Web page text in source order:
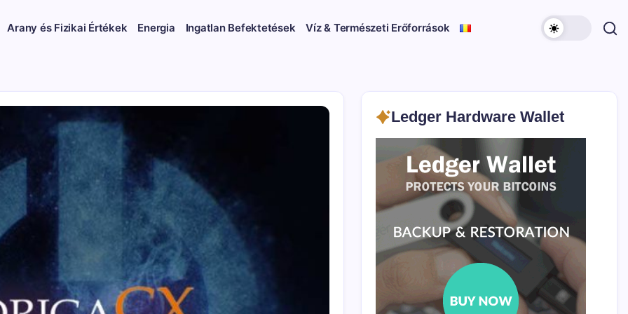
Arany és Fizikai Értékek Energia Ingatlan Befektetések Víz & Természeti Erőforrások
Ledger Hardware Wallet